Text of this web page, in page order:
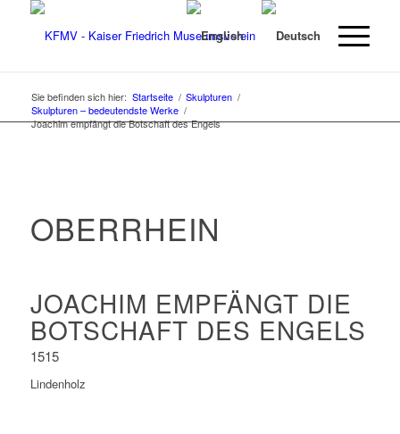
Sie befinden sich hier: Startseite / Skulpturen /
Skulpturen – bedeutendste Werke /
Joachim empfängt die Botschaft des Engels
OBERRHEIN
JOACHIM EMPFÄNGT DIE
BOTSCHAFT DES ENGELS
1515
Lindenholz